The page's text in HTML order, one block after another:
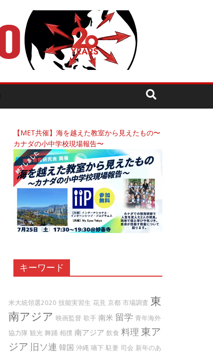
【MET共催】海を越えた教室から見えたもの〜
カナダの小中学校現場報告〜
キーワード
米大統領選2020 技能実習生 花見 京都 市場調査 東
南アジア 映画監督 歌手 南米 留学 青年海外
協力隊 観光 舞踊 相撲 南アジア 飲食 料理 東ア
ジア 旧ソ連 韓国 沖縄 嚥下 駐妻 司会 新年のあ